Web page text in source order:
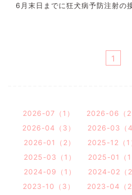
6月末日までに狂犬病予防注射の
1
2026-07（1） 2026-06（2
2026-04（3）
2026-03（4
2026-01（2）
2025-12（1
2025-03（1）
2025-01（1
2024-09（1）
2024-02（2
2023-10（3）
2023-04（2